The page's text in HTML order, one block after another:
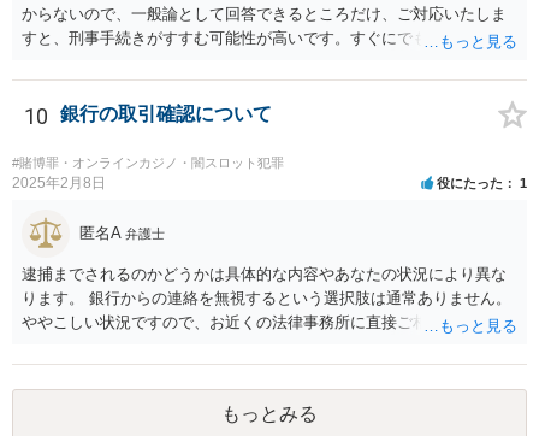
からないので、一般論として回答できるところだけ、ご対応いたしま
すと、刑事手続きがすすむ可能性が高いです。すぐにでも弁護士に直
明するために、良い知恵を得るには必要だからです。刑事問題は早い
対応が不可欠です。すぐにでも、この手の問題に精通した弁護士等
に、ネットではなく直接相談されるのが良いと思われます。良い解決
になりますよう祈念しております。お力になりたいと思います。
10 銀行の取引確認について
#賭博罪・オンラインカジノ・闇スロット犯罪
2025年2月8日 役にたった 1
匿名A 弁護士
逮捕までされるのかどうかは具体的な内容やあなたの状況により異な
ります。 銀行からの連絡を無視するという選択肢は通常ありません。
ややこしい状況ですので、お近くの法律事務所に直接ご相談いただい
もっとみる